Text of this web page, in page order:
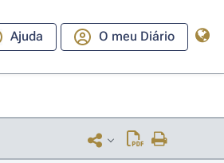
Ajuda O meu Diário